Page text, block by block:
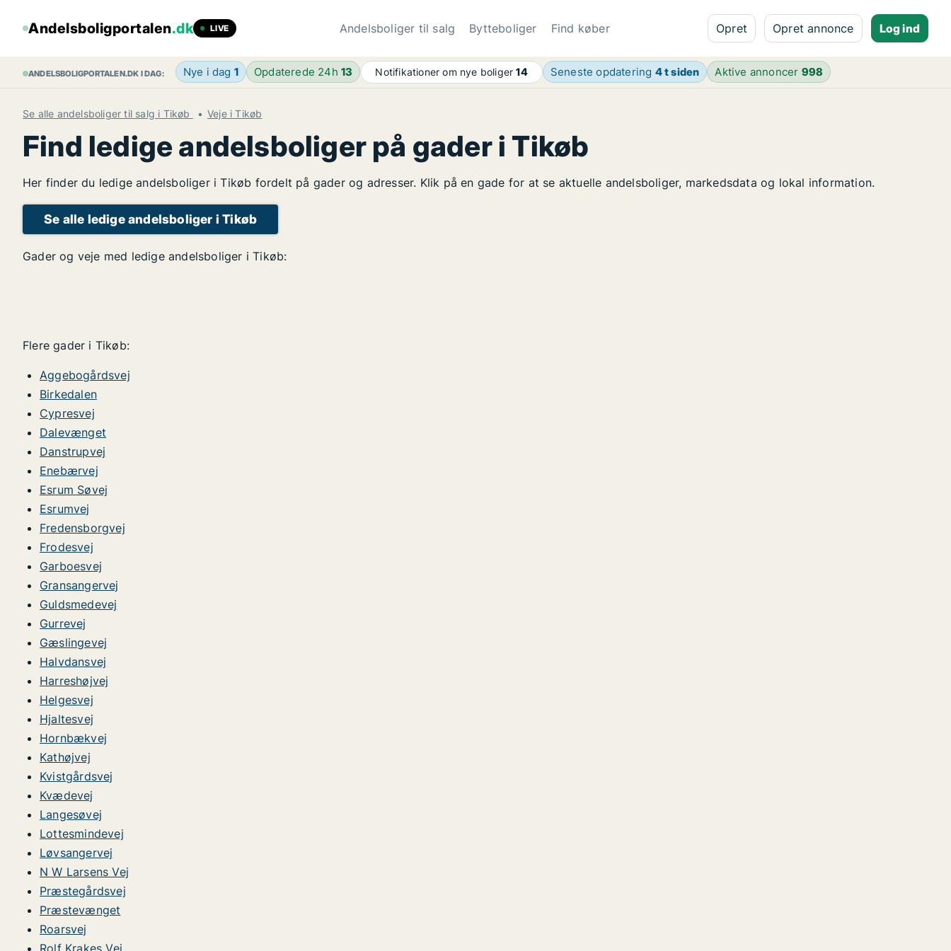
Andelsboligportalen.dk LIVE Andelsboliger til salg Bytteboliger Find køber Opret Opret annonce Log ind
ANDELSBOLIGPORTALEN.DK I DAG: Nye i dag 1 Opdaterede 24h13 Notifikationer om nye boliger14 Seneste opdatering 4 t siden Aktive annoncer 998
Se alle andelsboliger til salg i Tikøb Veje i Tikøb
Find ledige andelsboliger på gader i Tikøb
Her finder du ledige andelsboliger i Tikøb fordelt på gader og adresser. Klik på en gade for at se aktuelle andelsboliger, markedsdata og lokal information.
Se alle ledige andelsboliger i Tikøb
Gader og veje med ledige andelsboliger i Tikøb:
Flere gader i Tikøb:
Aggebogårdsvej
Birkedalen
Cypresvej
Dalevænget
Danstrupvej
Enebærvej
Esrum Søvej
Esrumvej
Fredensborgvej
Frodesvej
Garboesvej
Gransangervej
Guldsmedevej
Gurrevej
Gæslingevej
Halvdansvej
Harreshøjvej
Helgesvej
Hjaltesvej
Hornbækvej
Kathøjvej
Kvistgårdsvej
Kvædevej
Langesøvej
Lottesmindevej
Løvsangervej
N W Larsens Vej
Præstegårdsvej
Præstevænget
Roarsvej
Rolf Krakes Vej